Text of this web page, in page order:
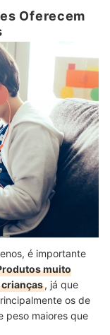
Oferecem
é importante
muito
, já que
os de
peso maiores que